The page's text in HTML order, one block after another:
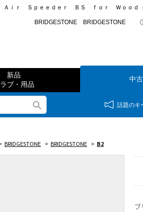
ｉｒ Ｓｐｅｅｄｅｒ ＢＳ ｆｏｒ Ｗｏｏｄ（
BRIDGESTONE BRIDGESTONE
新品
ブ・用品
中
話題のキ
BRIDGESTONE > BRIDGESTONE > B2